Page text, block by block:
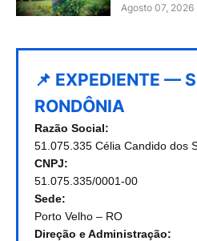
Agosto 07, 2026
📌 EXPEDIENTE —
RONDÔNIA
Razão Social:
51.075.335 Célia Candido dos
CNPJ:
51.075.335/0001-00
Sede:
Porto Velho – RO
Direção e Administração: